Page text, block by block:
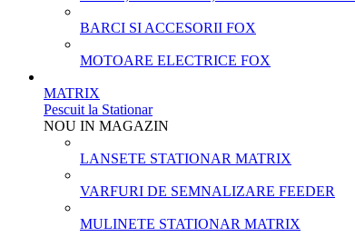
BARCI SI ACCESORII FOX
MOTOARE ELECTRICE FOX
MATRIX
Pescuit la Stationar
NOU IN MAGAZIN
LANSETE STATIONAR MATRIX
VARFURI DE SEMNALIZARE FEEDER
MULINETE STATIONAR MATRIX